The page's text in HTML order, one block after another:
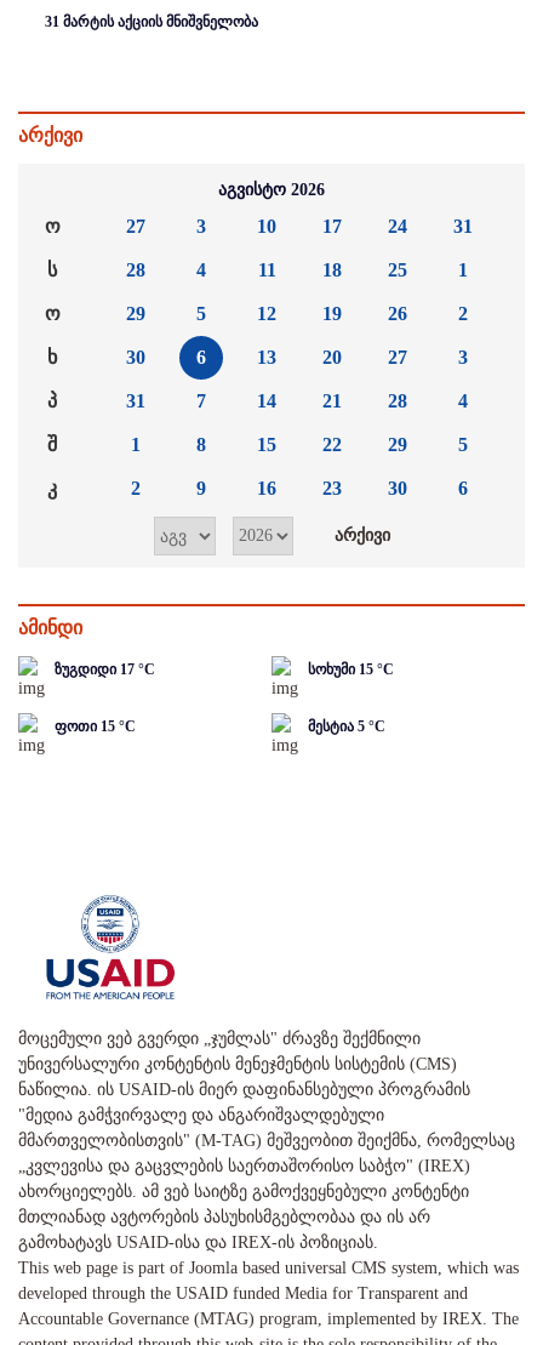
31 მარტის აქციის მნიშვნელობა
არქივი
აგვისტო 2026
ო
ს
ო
ხ
პ
შ
კ
27
28
29
30
31
1
2
3
4
5
6
7
8
9
10
11
12
13
14
15
16
17
18
19
20
21
22
23
24
25
26
27
28
29
30
31
1
2
3
4
5
6
ამინდი
ზუგდიდი 17 °C სოხუმი 15 °C
ფოთი 15 °C მესტია 5 °C
მოცემული ვებ გვერდი „ჯუმლას" ძრავზე შექმნილი
უნივერსალური კონტენტის მენეჯმენტის სისტემის (CMS)
ნაწილია. ის USAID-ის მიერ დაფინანსებული პროგრამის
"მედია გამჭვირვალე და ანგარიშვალდებული
მმართველობისთვის" (M-TAG) მეშვეობით შეიქმნა, რომელსაც
„კვლევისა და გაცვლების საერთაშორისო საბჭო" (IREX)
ახორციელებს. ამ ვებ საიტზე გამოქვეყნებული კონტენტი
მთლიანად ავტორების პასუხისმგებლობაა და ის არ
გამოხატავს USAID-ისა და IREX-ის პოზიციას.
This web page is part of Joomla based universal CMS system, which was
developed through the USAID funded Media for Transparent and
Accountable Governance (MTAG) program, implemented by IREX. The